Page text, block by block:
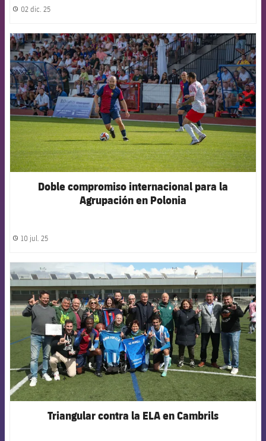
label.share.clock
02 dic. 25
FCB Barcelona badge
Doble compromiso internacional para la
Agrupación en Polonia
label.share.clock
10 jul. 25
FCB Barcelona badge
Triangular contra la ELA en Cambrils